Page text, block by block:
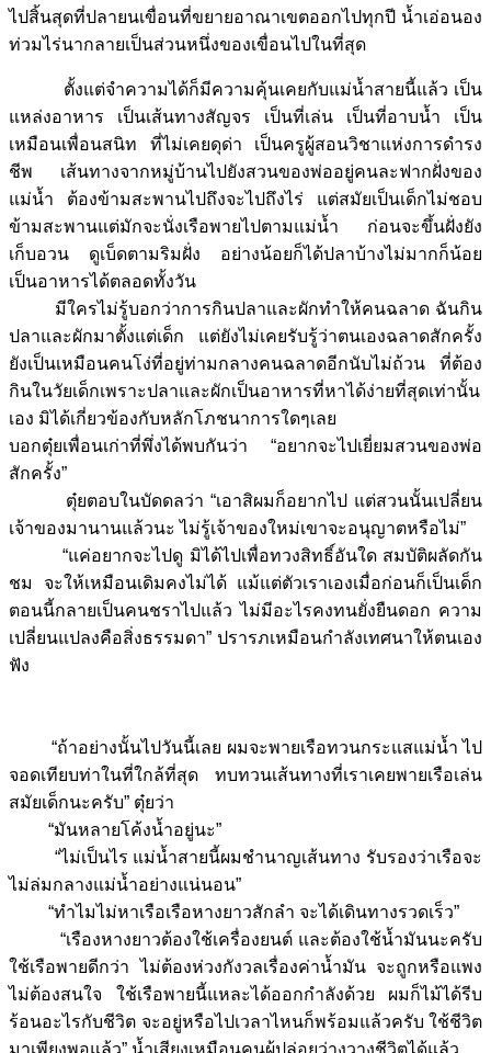
ไปสิ้นสุดที่ปลายนเขื่อนที่ขยายอาณาเขตออกไปทุกปี น้ำเอ่อนอง
ท่วมไร่นากลายเป็นส่วนหนึ่งของเขื่อนไปในที่สุด
ตั้งแต่จำความได้ก็มีความคุ้นเคยกับแม่น้ำสายนี้แล้ว เป็น
แหล่งอาหาร เป็นเส้นทางสัญจร เป็นที่เล่น เป็นที่อาบน้ำ เป็น
เหมือนเพื่อนสนิท ที่ไม่เคยดุด่า เป็นครูผู้สอนวิชาแห่งการดำรง
ชีพ เส้นทางจากหมู่บ้านไปยังสวนของพ่ออยู่คนละฟากฝั่งของ
แม่น้ำ ต้องข้ามสะพานไปถึงจะไปถึงไร่ แต่สมัยเป็นเด็กไม่ชอบ
ข้ามสะพานแต่มักจะนั่งเรือพายไปตามแม่น้ำ ก่อนจะขึ้นฝั่งยัง
เก็บอวน ดูเบ็ดตามริมฝั่ง อย่างน้อยก็ได้ปลาบ้างไม่มากก็น้อย
เป็นอาหารได้ตลอดทั้งวัน
มีใครไม่รู้บอกว่าการกินปลาและผักทำให้คนฉลาด ฉันกิน
ปลาและผักมาตั้งแต่เด็ก แต่ยังไม่เคยรับรู้ว่าตนเองฉลาดสักครั้ง
ยังเป็นเหมือนคนโง่ที่อยู่ท่ามกลางคนฉลาดอีกนับไม่ถ้วน ที่ต้อง
กินในวัยเด็กเพราะปลาและผักเป็นอาหารที่หาได้ง่ายที่สุดเท่านั้น
เอง มิได้เกี่ยวข้องกับหลักโภชนาการใดๆเลย
บอกตุ๋ยเพื่อนเก่าที่พึ่งได้พบกันว่า “อยากจะไปเยี่ยมสวนของพ่อ
สักครั้ง”
ตุ๋ยตอบในบัดดลว่า “เอาสิผมก็อยากไป แต่สวนนั้นเปลี่ยน
เจ้าของมานานแล้วนะ ไม่รู้เจ้าของใหม่เขาจะอนุญาตหรือไม่”
“แค่อยากจะไปดู มิได้ไปเพื่อทวงสิทธิ์อันใด สมบัติผลัดกัน
ชม จะให้เหมือนเดิมคงไม่ได้ แม้แต่ตัวเราเองเมื่อก่อนก็เป็นเด็ก
ตอนนี้กลายเป็นคนชราไปแล้ว ไม่มีอะไรคงทนยั่งยืนดอก ความ
เปลี่ยนแปลงคือสิ่งธรรมดา” ปรารภเหมือนกำลังเทศนาให้ตนเอง
ฟัง
“ถ้าอย่างนั้นไปวันนี้เลย ผมจะพายเรือทวนกระแสแม่น้ำ ไป
จอดเทียบท่าในที่ใกล้ที่สุด ทบทวนเส้นทางที่เราเคยพายเรือเล่น
สมัยเด็กนะครับ” ตุ๋ยว่า
“มันหลายโค้งน้ำอยู่นะ”
“ไม่เป็นไร แม่น้ำสายนี้ผมชำนาญเส้นทาง รับรองว่าเรือจะ
ไม่ล่มกลางแม่น้ำอย่างแน่นอน”
“ทำไมไม่หาเรือเรือหางยาวสักลำ จะได้เดินทางรวดเร็ว”
“เรืองหางยาวต้องใช้เครื่องยนต์ และต้องใช้น้ำมันนะครับ
ใช้เรือพายดีกว่า ไม่ต้องห่วงกังวลเรื่องค่าน้ำมัน จะถูกหรือแพง
ไม่ต้องสนใจ ใช้เรือพายนี้แหละได้ออกกำลังด้วย ผมก็ไม้ได้รีบ
ร้อนอะไรกับชีวิต จะอยู่หรือไปเวลาไหนก็พร้อมแล้วครับ ใช้ชีวิต
มาเพียงพอแล้ว” น้ำเสียงเหมือนคนผู้ปล่อยว่างวางชีวิตได้แล้ว